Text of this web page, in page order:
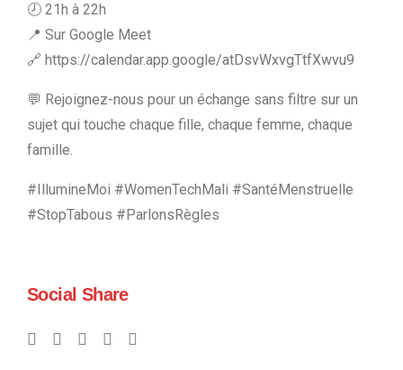
🕗 21h à 22h
📍 Sur Google Meet
🔗 https://calendar.app.google/atDsvWxvgTtfXwvu9
💬 Rejoignez-nous pour un échange sans filtre sur un
sujet qui touche chaque fille, chaque femme, chaque
famille.
#IllumineMoi #WomenTechMali #SantéMenstruelle
#StopTabous #ParlonsRègles
Social Share